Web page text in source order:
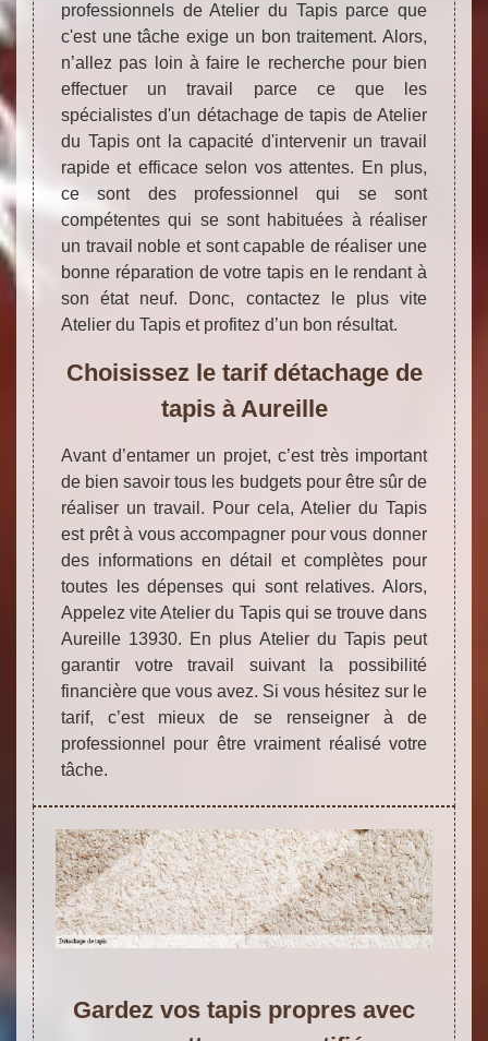
professionnels de Atelier du Tapis parce que
c'est une tâche exige un bon traitement. Alors,
n’allez pas loin à faire le recherche pour bien
effectuer un travail parce ce que les
spécialistes d'un détachage de tapis de Atelier
du Tapis ont la capacité d'intervenir un travail
rapide et efficace selon vos attentes. En plus,
ce sont des professionnel qui se sont
compétentes qui se sont habituées à réaliser
un travail noble et sont capable de réaliser une
bonne réparation de votre tapis en le rendant à
son état neuf. Donc, contactez le plus vite
Atelier du Tapis et profitez d’un bon résultat.
Choisissez le tarif détachage de
tapis à Aureille
Avant d’entamer un projet, c’est très important
de bien savoir tous les budgets pour être sûr de
réaliser un travail. Pour cela, Atelier du Tapis
est prêt à vous accompagner pour vous donner
des informations en détail et complètes pour
toutes les dépenses qui sont relatives. Alors,
Appelez vite Atelier du Tapis qui se trouve dans
Aureille 13930. En plus Atelier du Tapis peut
garantir votre travail suivant la possibilité
financière que vous avez. Si vous hésitez sur le
tarif, c’est mieux de se renseigner à de
professionnel pour être vraiment réalisé votre
tâche.
Gardez vos tapis propres avec